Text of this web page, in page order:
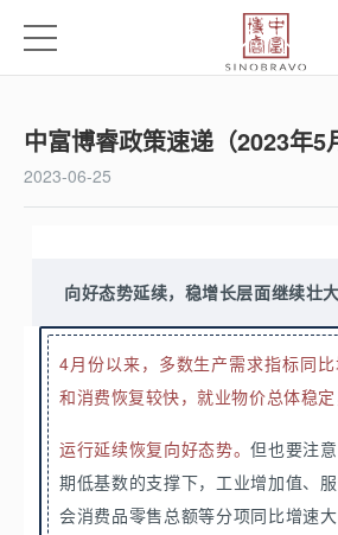
中富博睿政策速递（2023年5
2023-06-25
向好态势延续，稳增长层面继续壮大
4月份以来，多数生产需求指标同
和消费恢复较快，就业物价总体稳
运行延续恢复向好态势。但也要注
期低基数的支撑下，工业增加值、
会消费品零售总额等分项同比增速大